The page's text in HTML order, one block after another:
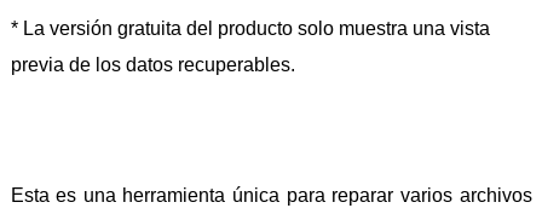
* La versión gratuita del producto solo muestra una vista
previa de los datos recuperables.
Esta es una herramienta única para reparar varios archivos